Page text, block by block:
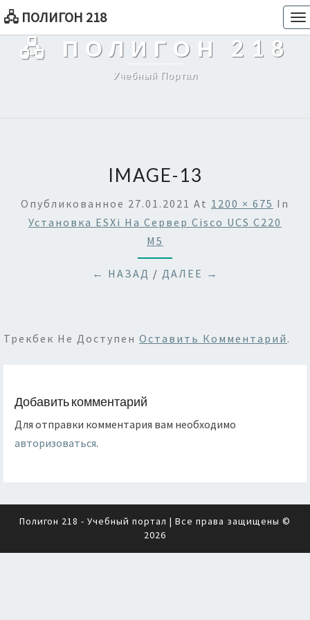
🖧 ПОЛИГОН 218
🖧 ПОЛИГОН 218
Учебный Портал
IMAGE-13
Опубликованное 27.01.2021 At 1200 × 675 In
Установка ESXi На Сервер Cisco UCS C220
M5
← НАЗАД / ДАЛЕЕ →
Трекбек Не Доступен Оставить Комментарий .
Добавить комментарий
Для отправки комментария вам необходимо
авторизоваться.
Полигон 218 - Учебный портал | Все права защищены ©
2026